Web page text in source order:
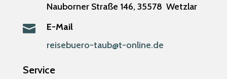
Nauborner Straße 146, 35578 Wetzlar

E-Mail
reisebuero-taub@t-online.de
Service